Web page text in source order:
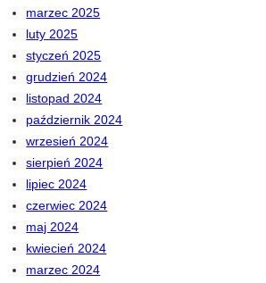
marzec 2025
luty 2025
styczeń 2025
grudzień 2024
listopad 2024
październik 2024
wrzesień 2024
sierpień 2024
lipiec 2024
czerwiec 2024
maj 2024
kwiecień 2024
marzec 2024